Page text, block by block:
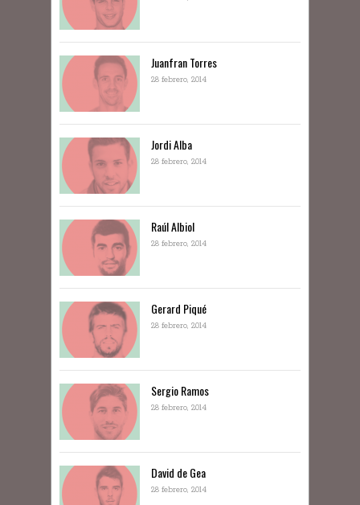
Juanfran Torres
28 febrero, 2014
Jordi Alba
28 febrero, 2014
Raúl Albiol
28 febrero, 2014
Gerard Piqué
28 febrero, 2014
Sergio Ramos
28 febrero, 2014
David de Gea
28 febrero, 2014